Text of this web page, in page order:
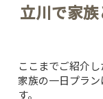
立川で家
ここまでご紹介
家族の一日プラ
す。